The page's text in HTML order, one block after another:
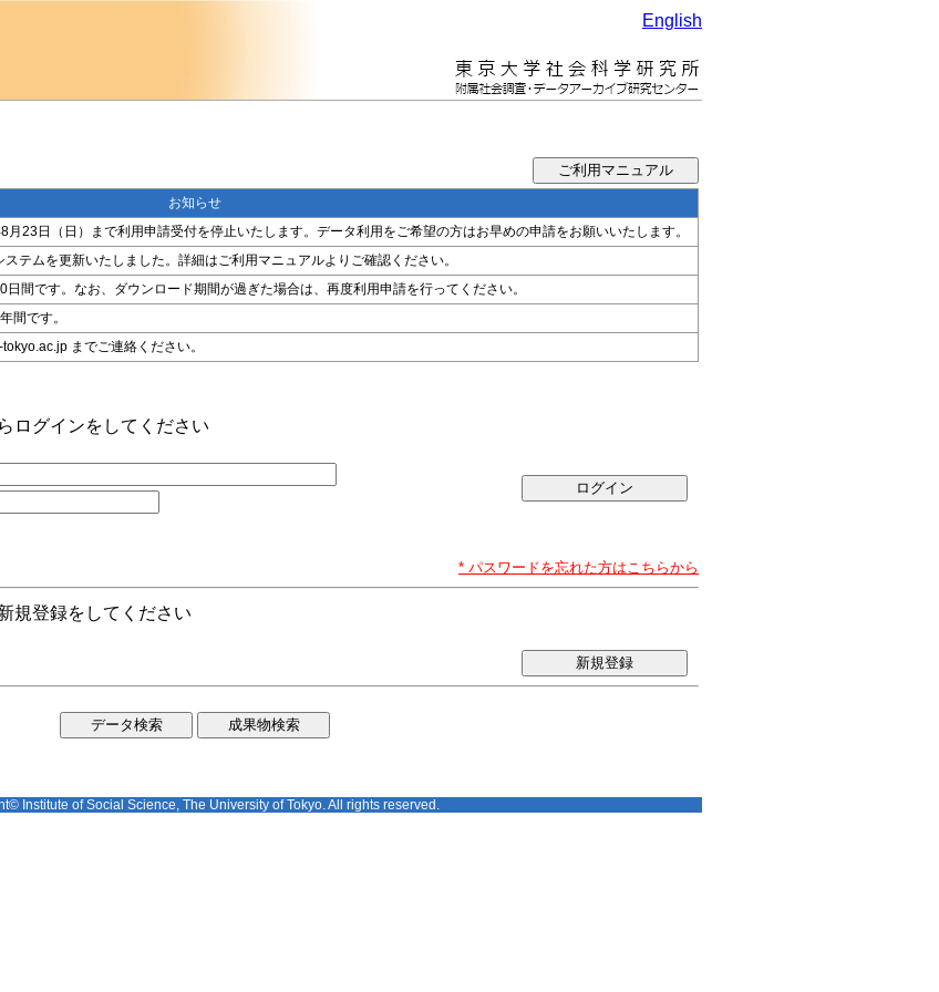
English
お知らせ
23日（日）まで利用申請受付を停止いたします。データ利用をご希望の方はお早めの申請をお願いいたします。
テムを更新いたしました。詳細はご利用マニュアルよりご確認ください。
間です。なお、ダウンロード期間が過ぎた場合は、再度利用申請を行ってください。
間です。
までご連絡ください。
ログインをしてください
* パスワードを忘れた方はこちらから
規登録をしてください
新規登録
Institute of Social Science, The University of Tokyo. All rights reserved.